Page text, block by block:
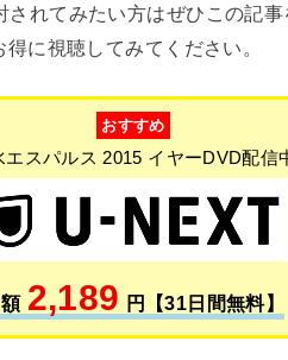
されてみたい方はぜひこの記
に視聴してみてください。
おすすめ
エスパルス 2015 イヤーDVD配信
2,189 円【31日間無料】